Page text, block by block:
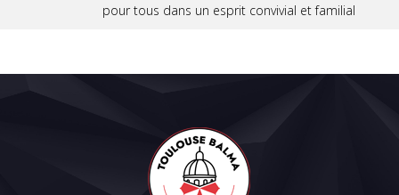
pour tous dans un esprit convivial et familial